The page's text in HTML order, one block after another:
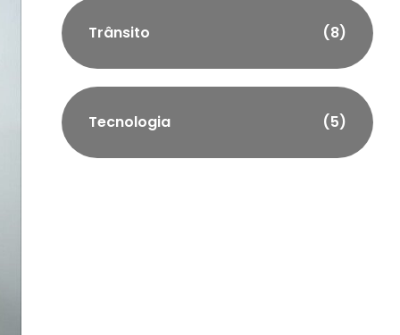
Trânsito (8)
Tecnologia (5)